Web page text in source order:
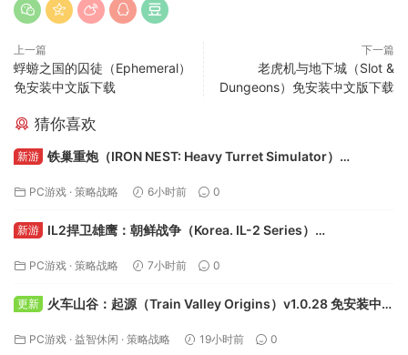
上一篇
蜉蝣之国的囚徒（Ephemeral）
免安装中文版下载
下一篇
老虎机与地下城（Slot &
Dungeons）免安装中文版下载
猜你喜欢
新游 铁巢重炮（IRON NEST: Heavy Turret Simulator）
PC游戏 · 策略战略 6小时前 0
新游
IL2捍卫雄鹰：朝鲜战争（Korea. IL-2 Series）
PC游戏 · 策略战略 7小时前 0
更新
火车山谷：起源（Train Valley Origins）v1.0.28 免安装中文
PC游戏 · 益智休闲 · 策略战略 19小时前 0